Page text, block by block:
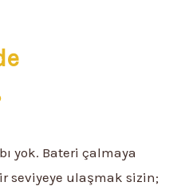
yok. Bateri çalmaya
seviyeye ulaşmak sizin;